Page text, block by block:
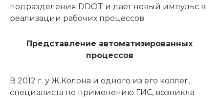
подразделения DDOT и дает новый импульс в
реализации рабочих процессов.
Представление автоматизированных
процессов
В 2012 г. у Ж.Колона и одного из его коллег,
специалиста по применению ГИС, возникла